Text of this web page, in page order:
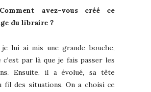
avez-vous créé ce
du libraire ?
je lui ai mis une grande bouche,
c’est par là que je fais passer les
Ensuite, il a évolué, sa tête
fil des situations. On a choisi ce